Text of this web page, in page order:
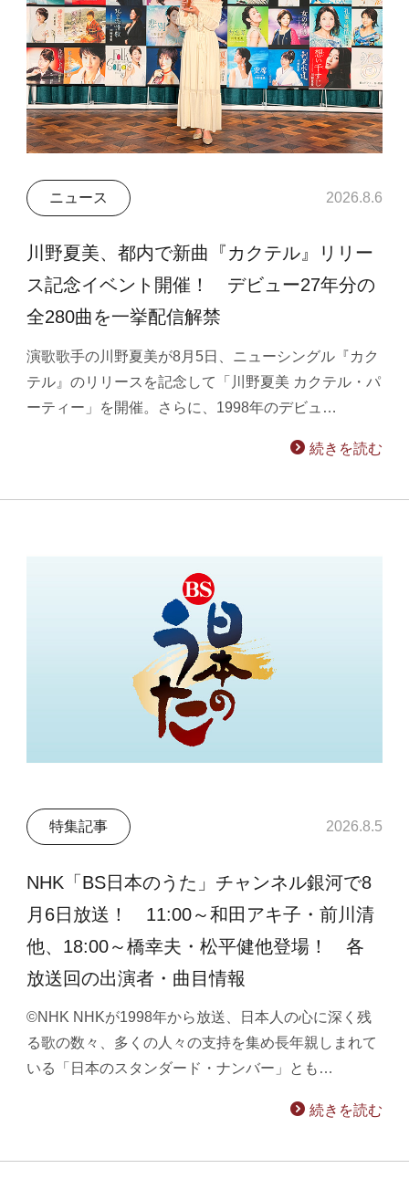
ニュース 2026.8.6
川野夏美、都内で新曲『カクテル』リリー
ス記念イベント開催！ デビュー27年分の
全280曲を一挙配信解禁
演歌歌手の川野夏美が8月5日、ニューシングル『カク
テル』のリリースを記念して「川野夏美 カクテル・パ
ーティー」を開催。さらに、1998年のデビュ…
続きを読む
特集記事 2026.8.5
NHK「BS日本のうた」チャンネル銀河で8
月6日放送！ 11:00～和田アキ子・前川清
他、18:00～橋幸夫・松平健他登場！ 各
放送回の出演者・曲目情報
©NHK NHKが1998年から放送、日本人の心に深く残
る歌の数々、多くの人々の支持を集め長年親しまれて
いる「日本のスタンダード・ナンバー」とも…
続きを読む